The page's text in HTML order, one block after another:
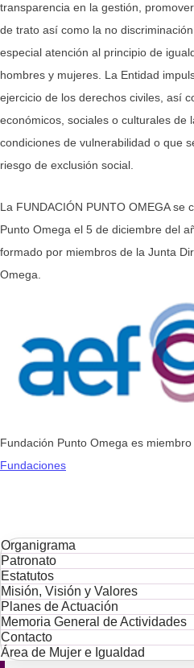
transparencia en la gestión,
de trato así como la no
especial atención al principio de
hombres y mujeres. La Entidad
ejercicio de los derechos civiles, así
económicos, sociales o culturales de
condiciones de vulnerabilidad o que
riesgo de exclusión social.
La FUNDACIÓN PUNTO OMEGA se
Punto Omega el 5 de diciembre del
formado por miembros de la Junta
Omega.
Fundación Punto Omega es miembro
Fundaciones
Organigrama
Patronato
Estatutos
Misión, Visión y Valores
Planes de Actuación
Memoria General de Actividades
Contacto
Área de Mujer e Igualdad